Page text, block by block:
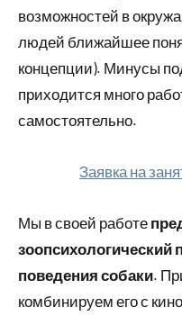
возможностей в
людей ближайшее
концепции). Минусы
приходится много
самостоятельно.
Заявка на
Мы в своей работе
зоопсихологический
поведения собаки.
комбинируем его с